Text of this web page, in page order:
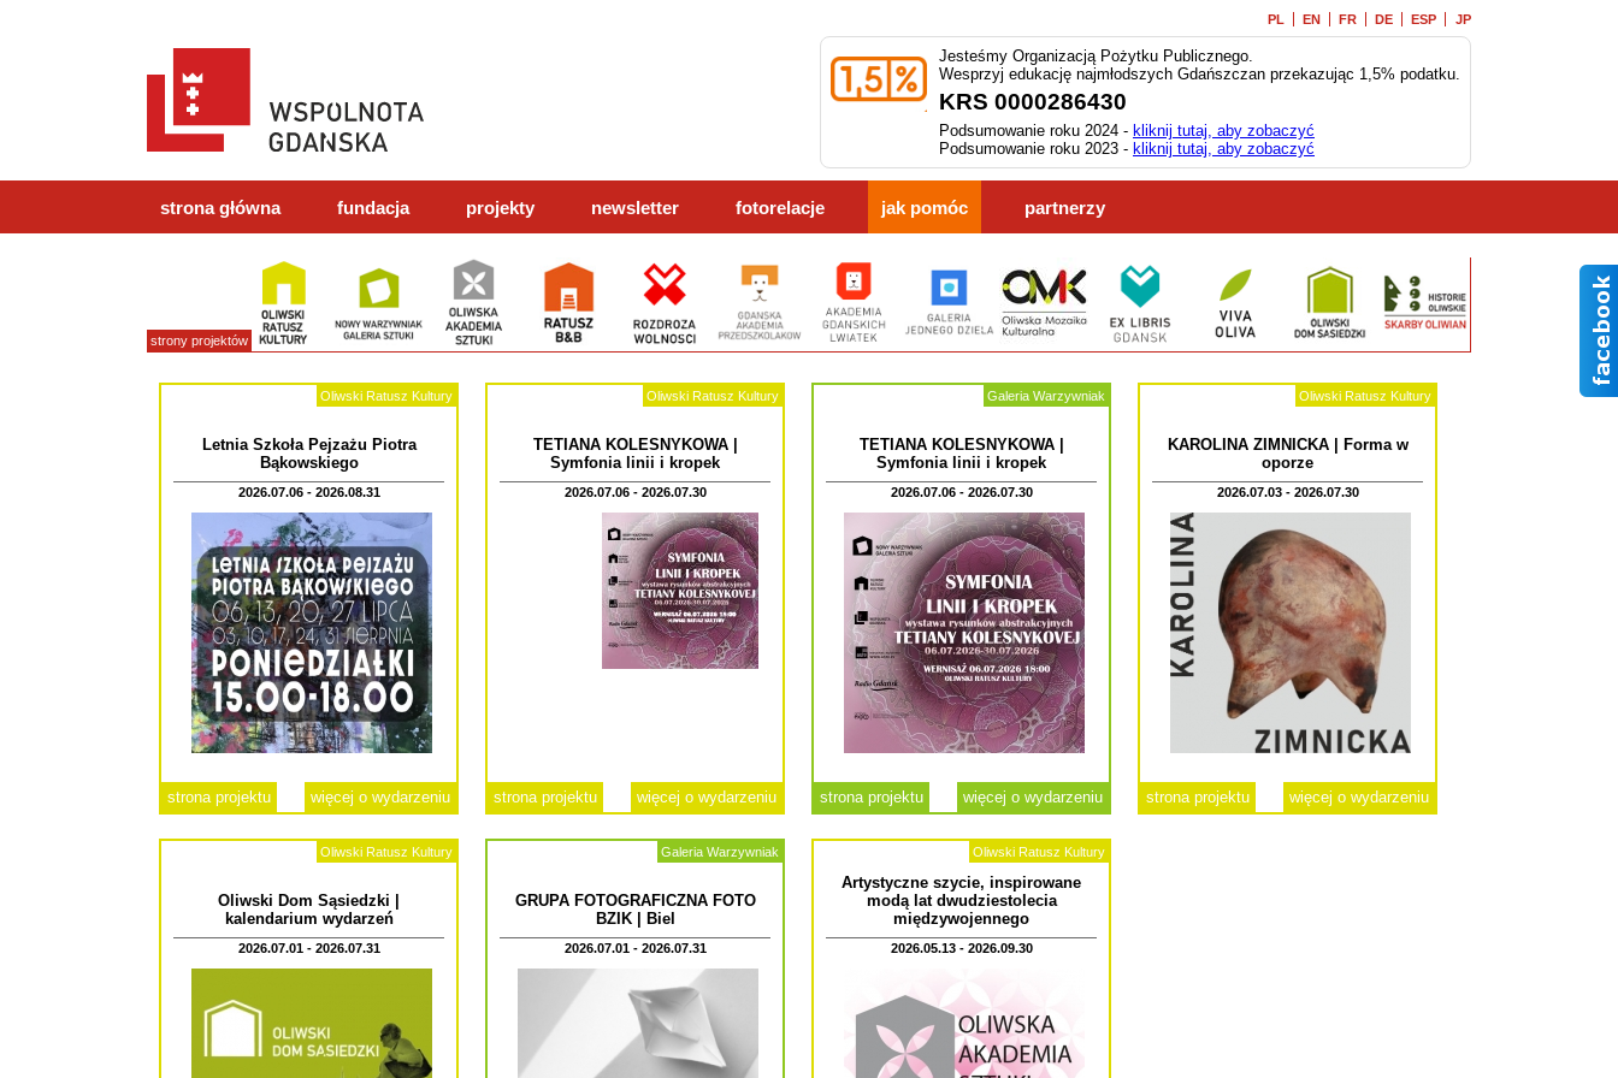
PL EN FR DE ESP JP
Jesteśmy Organizacją Pożytku Publicznego.
Wesprzyj edukację najmłodszych Gdańszczan przekazując 1,5% podatku.
KRS 0000286430
Podsumowanie roku 2024 - kliknij tutaj, aby zobaczyć
Podsumowanie roku 2023 - kliknij tutaj, aby zobaczyć
strona główna fundacja projekty newsletter fotorelacje jak pomóc partnerzy
strony projektów
Oliwski Ratusz Kultury
Letnia Szkoła Pejzażu Piotra
Bąkowskiego
2026.07.06 - 2026.08.31
strona projektu więcej o wydarzeniu
Oliwski Ratusz Kultury
TETIANA KOLESNYKOWA |
Symfonia linii i kropek
2026.07.06 - 2026.07.30
strona projektu więcej o wydarzeniu
Galeria Warzywniak
TETIANA KOLESNYKOWA |
Symfonia linii i kropek
2026.07.06 - 2026.07.30
strona projektu więcej o wydarzeniu
Oliwski Ratusz Kultury
KAROLINA ZIMNICKA | Forma w
oporze
2026.07.03 - 2026.07.30
strona projektu więcej o wydarzeniu
Oliwski Ratusz Kultury
Oliwski Dom Sąsiedzki |
kalendarium wydarzeń
2026.07.01 - 2026.07.31
Galeria Warzywniak
GRUPA FOTOGRAFICZNA FOTO
BZIK | Biel
2026.07.01 - 2026.07.31
Oliwski Ratusz Kultury
Artystyczne szycie, inspirowane
modą lat dwudziestolecia
międzywojennego
2026.05.13 - 2026.09.30